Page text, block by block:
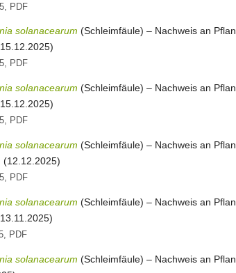
PDF
solanacearum (Schleimfäule) – Nachweis an
PDF
solanacearum (Schleimfäule) – Nachweis an
PDF
solanacearum (Schleimfäule) – Nachweis an
(12.12.2025)
PDF
solanacearum (Schleimfäule) – Nachweis an
PDF
solanacearum (Schleimfäule) – Nachweis an